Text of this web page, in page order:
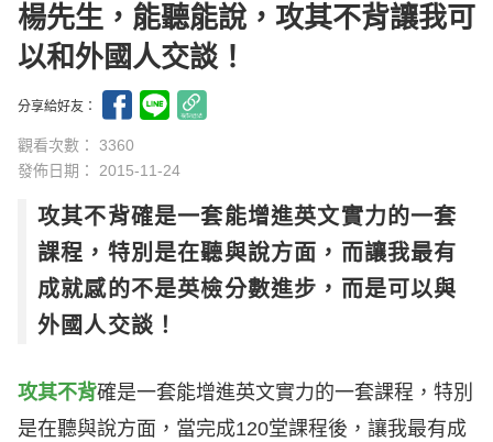
楊先生，能聽能說，攻其不背讓我可
以和外國人交談！
分享給好友：
觀看次數： 3360
發佈日期： 2015-11-24
攻其不背確是一套能增進英文實力的一套
課程，特別是在聽與說方面，而讓我最有
成就感的不是英檢分數進步，而是可以與
外國人交談！
攻其不背確是一套能增進英文實力的一套課程，特別
是在聽與說方面，當完成120堂課程後，讓我最有成